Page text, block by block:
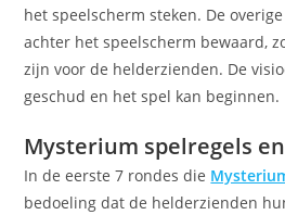
het speelscherm steken. De
achter het speelscherm bewaard,
zijn voor de helderzienden. De
geschud en het spel kan beginnen.
Mysterium spelregels
In de eerste 7 rondes die
bedoeling dat de helderzienden